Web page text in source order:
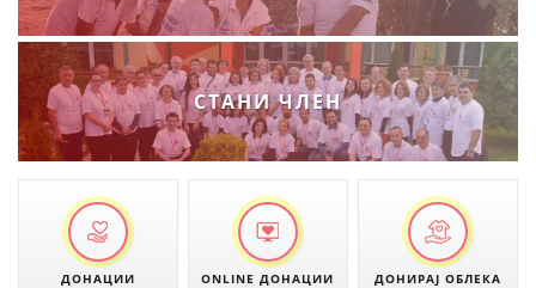
МЕЃУНАРОДНА СОРАБОТКА
ДОГОВОРИ
ЗНАЧЕЊЕ НА СЛУЖБАТА ЗА БАРАЊЕ
ЗДРАВСТВЕНО ПРЕВЕНТИВНА ДЕЈНОСТ
ПРВА ПОМОШ
СТАНИ ЧЛЕН
ДОНАЦИИ ONLINE ДОНАЦИИ ДОНИРАЈ ОБЛЕКА